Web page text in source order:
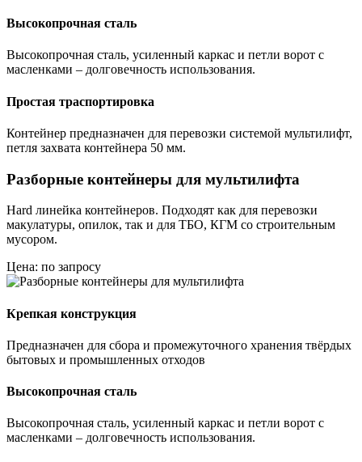
Высокопрочная сталь
Высокопрочная сталь, усиленный каркас и петли ворот с
масленками – долговечность использования.
Простая траспортировка
Контейнер предназначен для перевозки системой мультилифт,
петля захвата контейнера 50 мм.
Разборные контейнеры для мультилифта
Hard линейка контейнеров. Подходят как для перевозки
макулатуры, опилок, так и для ТБО, КГМ со строительным
мусором.
Цена: по запросу
Крепкая конструкция
Предназначен для сбора и промежуточного хранения твёрдых
бытовых и промышленных отходов
Высокопрочная сталь
Высокопрочная сталь, усиленный каркас и петли ворот с
масленками – долговечность использования.